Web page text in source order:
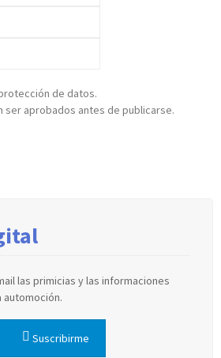
de datos.
ser aprobados antes de publicarse.
las primicias y las informaciones
automoción.
Suscribirme